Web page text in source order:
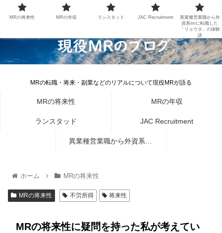
MRの転職・将来・副業などのリアルについて現役MRが語る
MRの将来性 MRの年収
ランスタッド JAC Recruitment
異業種営業職から外資系mr
ホーム MRの将来性
MRの将来性 不労所得 将来性
MRの将来性に疑問を持った私が考えてい
MRの将来性 MRの年収 ランスタッド JAC Recruitment
異業種営業職から外
資系mrに転職した
「リョウタ」の体験
談